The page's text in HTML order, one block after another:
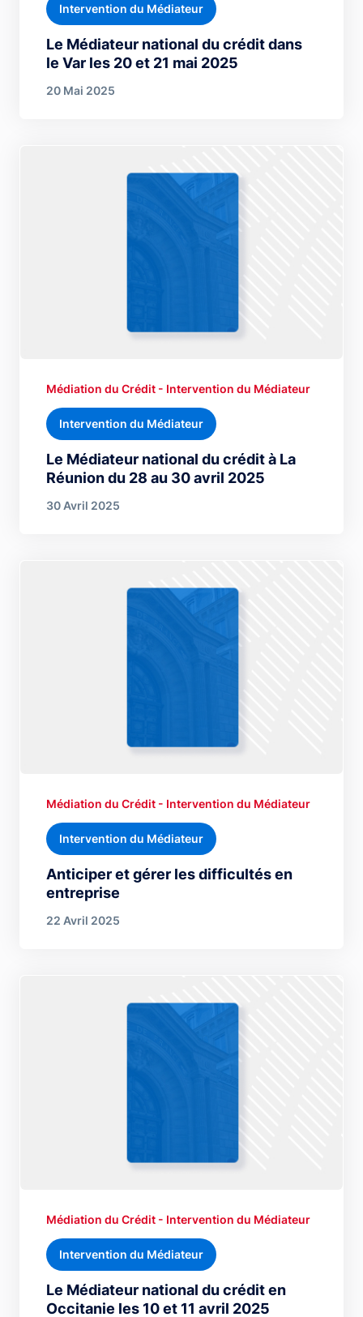
Le Médiateur national du crédit dans
le Var les 20 et 21 mai 2025
Intervention du Médiateur
20 Mai 2025
Le Médiateur national du crédit à La
Réunion du 28 au 30 avril 2025
Médiation du Crédit - Intervention du Médiateur
Intervention du Médiateur
30 Avril 2025
Anticiper et gérer les difficultés en
entreprise
Médiation du Crédit - Intervention du Médiateur
Intervention du Médiateur
22 Avril 2025
Le Médiateur national du crédit en
Occitanie les 10 et 11 avril 2025
Médiation du Crédit - Intervention du Médiateur
Intervention du Médiateur